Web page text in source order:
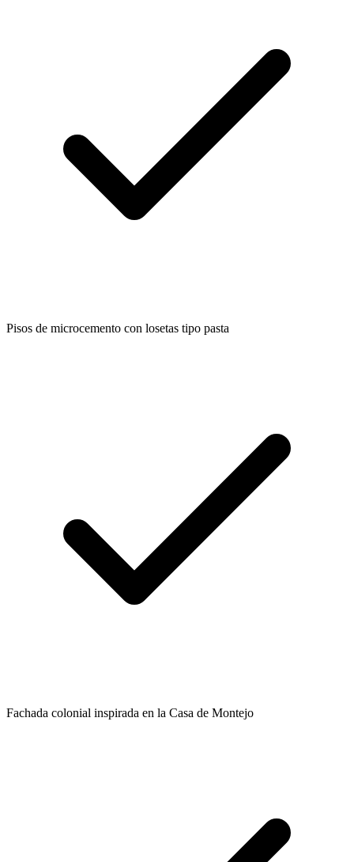
Pisos de microcemento con losetas tipo pasta
Fachada colonial inspirada en la Casa de Montejo